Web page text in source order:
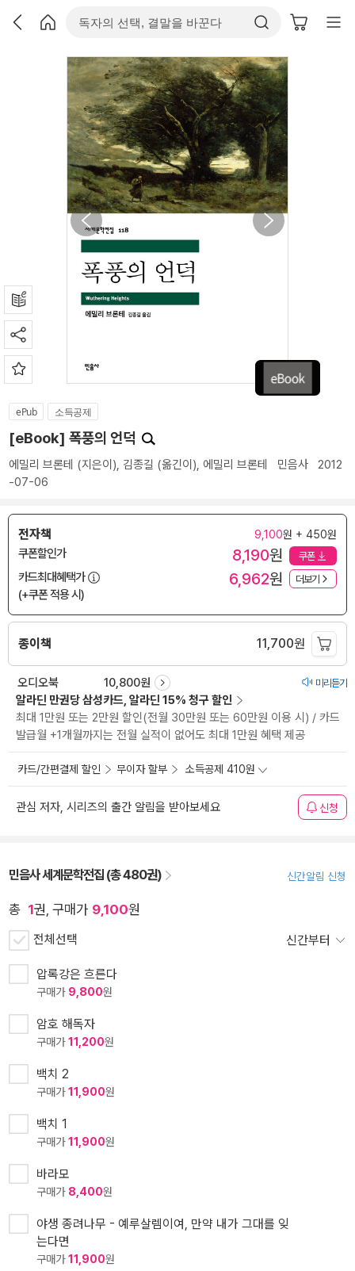
ePub 소득공제
[eBook] 폭풍의 언덕
에밀리 브론테 (지은이), 김종길 (옮긴이), 에밀리 브론테 민음사 2012
-07-06
전자책 9,100원 + 450원
쿠폰할인가 8,190원 쿠폰
카드최대혜택가
(+쿠폰 적용 시)
6,962원 더보기
종이책 11,700원
오디오북 10,800원 미리듣기
알라딘 만권당 삼성카드, 알라딘 15% 청구 할인
최대 1만원 또는 2만원 할인(전월 30만원 또는 60만원 이용 시) / 카드
발급월 +1개월까지는 전월 실적이 없어도 최대 1만원 혜택 제공
카드/간편결제 할인 무이자 할부 소득공제 410원
관심 저자, 시리즈의 출간 알림을 받아보세요 신청
민음사 세계문학전집 (총 480권) 신간알림 신청
총 1권, 구매가 9,100원
전체선택 신간부터
압록강은 흐른다
구매가 9,800원
암호 해독자
구매가11,200원
백치 2
구매가11,900원
백치 1
구매가11,900원
바라모
구매가 8,400원
야생 종려나무 - 예루살렘이여, 만약 내가 그대를 잊
는다면
구매가11,900원